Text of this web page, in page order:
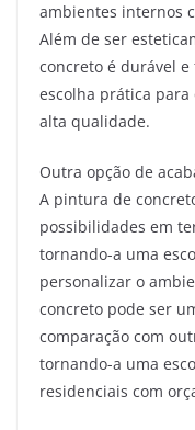
ambientes internos
Além de ser
concreto é durável
escolha prática
alta qualidade.
Outra opção de
A pintura de
possibilidades em
tornando-a uma
personalizar o
concreto pode ser
comparação com
tornando-a uma
residenciais com